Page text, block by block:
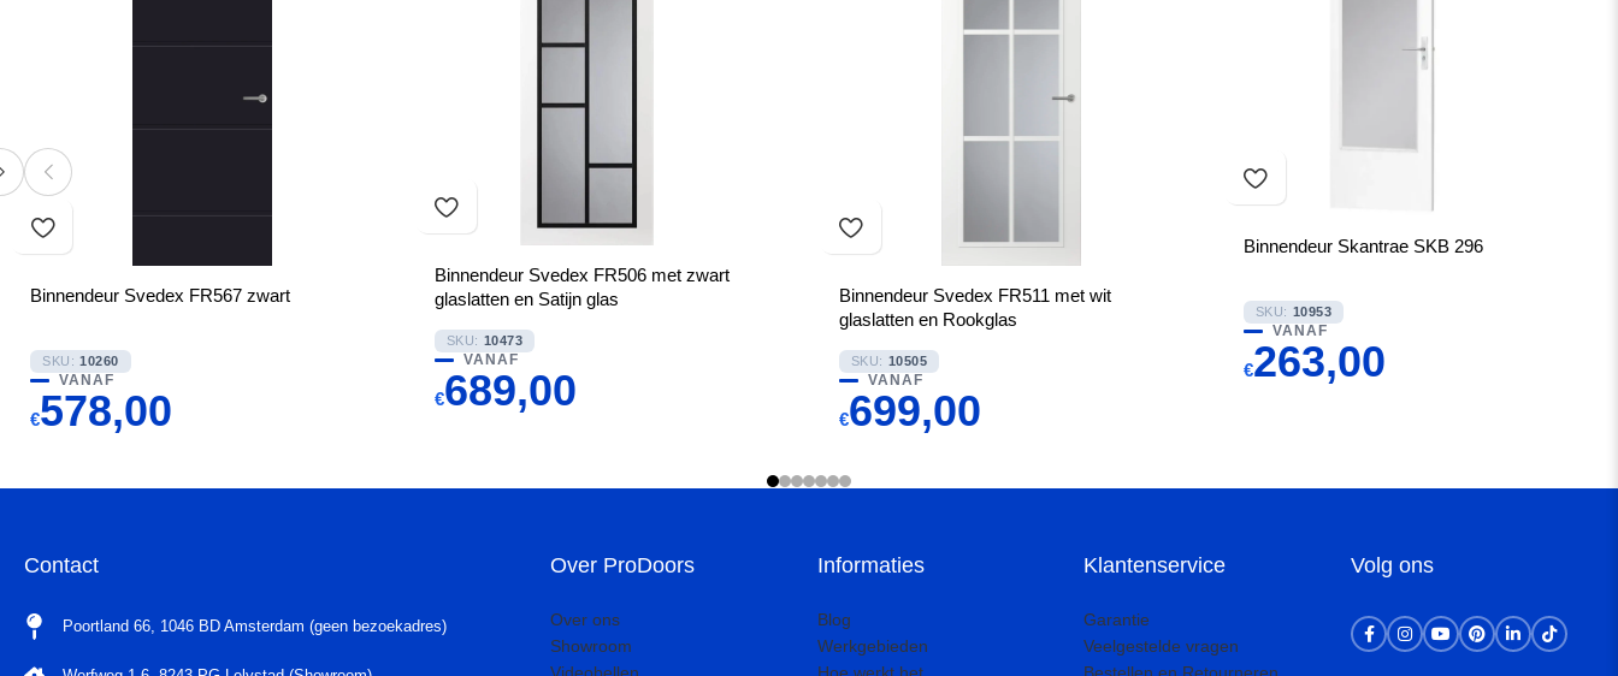
Binnendeur Svedex FR567 zwart
SKU: 10260
VANAF
€578,00
Binnendeur Svedex FR506 met zwart
glaslatten en Satijn glas
SKU: 10473
VANAF
€689,00
Binnendeur Svedex FR511 met wit
glaslatten en Rookglas
SKU: 10505
VANAF
€699,00
Binnendeur Skantrae SKB 296
SKU: 10953
VANAF
€263,00
Contact
Poortland 66, 1046 BD Amsterdam (geen bezoekadres)
Over ProDoors
Over ons
Showroom
Informaties
Blog
Werkgebieden
Klantenservice
Garantie
Veelgestelde vragen
Volg ons